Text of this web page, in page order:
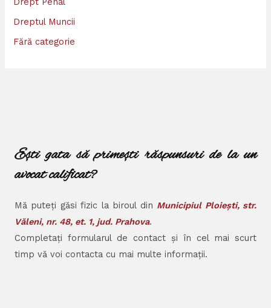
Dreptul Muncii
Fără categorie
Ești gata să primești răspunsuri de la un
avocat calificat?
Mă puteți găsi fizic la biroul din Municipiul Ploiești, str.
Văleni, nr. 48, et. 1, jud. Prahova.
Completați formularul de contact și în cel mai scurt
timp vă voi contacta cu mai multe informații.